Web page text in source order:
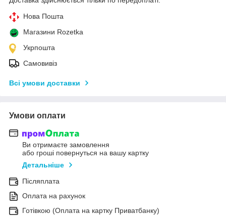
Нова Пошта
Магазини Rozetka
Укрпошта
Самовивіз
Всі умови доставки
Умови оплати
Ви отримаєте замовлення
або гроші повернуться на вашу картку
Детальніше
Післяплата
Оплата на рахунок
Готівкою (Оплата на картку Приватбанку)